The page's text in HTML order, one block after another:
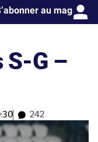
au mag
S-G –
242